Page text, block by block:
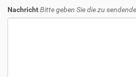
NachrichtBitte geben Sie die zu